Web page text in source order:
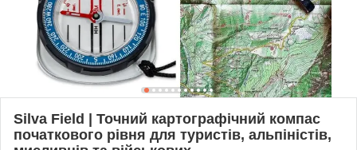
Silva Field | Точний картографічний компас
початкового рівня для туристів, альпіністів,